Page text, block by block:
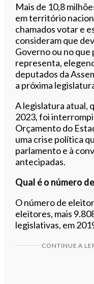
Mais de 10,8
em território
chamados votar e
consideram que
Governo ou no que
representa,
deputados da
a próxima
A legislatura atual,
2023, foi
Orçamento do
uma crise política
parlamento e à
antecipadas.
Qual é o número
O número de
eleitores, mais
legislativas, em
CONTINUE A